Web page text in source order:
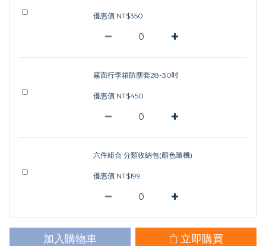
優惠價 NT$350
霧面行李箱防塵套28-30吋
優惠價 NT$450
六件組合 分類收納包(顏色隨機)
優惠價 NT$199
加入購物車 立即購買